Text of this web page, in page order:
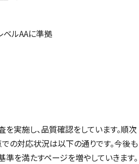
ベルAAに準拠
実施し、品質確認をしています。順次
の対応状況は以下の通りです。今後も
を満たすページを増やしていきます。